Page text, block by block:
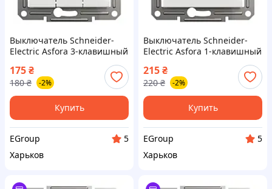
Выключатель Schneider-
Electric Asfora 3-клавишный
175₴
180 ₴ -2%
Купить
EGroup
5
Харьков
Выключатель Schneider-
Electric Asfora 1-клавишный
подсветой
215₴
220 ₴ -2%
Купить
EGroup
5
Харьков